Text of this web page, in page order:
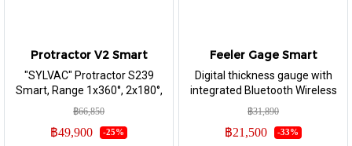
Protractor V2 Smart
"SYLVAC" Protractor S239
Smart, Range 1x360°, 2x180°,
4x90°
฿66,850
฿49,900 -25%
Feeler Gage Smart
Digital thickness gauge with
integrated Bluetooth Wireless
technology For gap
measurement and setting with
data transmission
฿31,890
฿21,500 -33%